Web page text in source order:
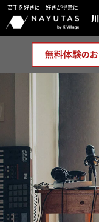
苦手を好きに 好きが得意に